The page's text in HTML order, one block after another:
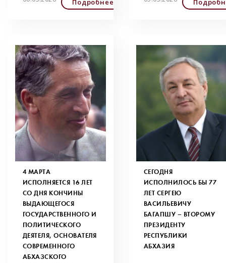
Подробнее
4 МАРТА
ИСПОЛНЯЕТСЯ 16 ЛЕТ
СО ДНЯ КОНЧИНЫ
ВЫДАЮЩЕГОСЯ
ГОСУДАРСТВЕННОГО И
ПОЛИТИЧЕСКОГО
ДЕЯТЕЛЯ, ОСНОВАТЕЛЯ
СОВРЕМЕННОГО
АБХАЗСКОГО
СЕГОДНЯ
ИСПОЛНИЛОСЬ БЫ 77
ЛЕТ СЕРГЕЮ
ВАСИЛЬЕВИЧУ
БАГАПШУ – ВТОРОМУ
ПРЕЗИДЕНТУ
РЕСПУБЛИКИ
АБХАЗИЯ